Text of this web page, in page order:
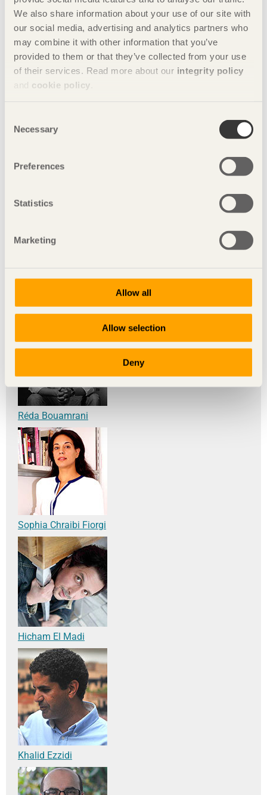
We also share information about your use of our site with
our social media, advertising and analytics partners who
may combine it with other information that you’ve
provided to them or that they’ve collected from your use
of their services. Read more about our integrity policy
and cookie policy
Selection
Necessary
Preferences
Statistics
Marketing
Allow all
Allow selection
Deny
Charlotte Dedye Apelgren
+46 8 762 79 73
Foto: Norredine Doudouhi
Jamil Bennani
Réda Bouamrani
Sophia Chraibi Fiorgi
Hicham El Madi
Khalid Ezzidi